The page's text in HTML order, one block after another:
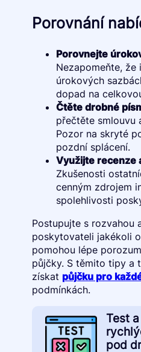
Porovnání
Porovnejte
Nezapomeňte,
úrokových
dopad na
Čtěte drobné
přečtěte smlouvu
Pozor na skryté
pozdní splácení.
Využijte recenze
Zkušenosti
cenným zdrojem
spolehlivosti
Postupujte s rozvahou
poskytovateli jakékoli
pomohou lépe
půjčky. S těmito tipy a
získat půjčku pro
podmínkách.
Test
pod